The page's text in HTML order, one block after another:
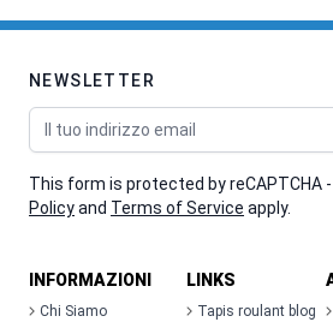
NEWSLETTER
Indirizzo email
This form is protected by reCAPTCHA
Policyand Terms of Service apply.
INFORMAZIONI
Chi Siamo
LINKS
Tapis roulant blog